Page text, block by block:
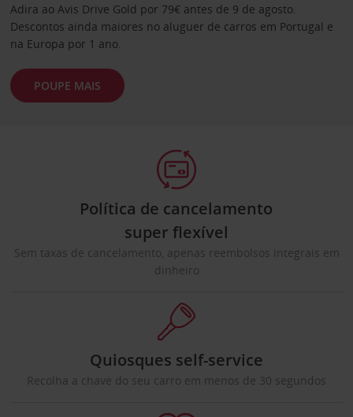
Adira ao Avis Drive Gold por 79€ antes de 9 de agosto.
Descontos ainda maiores no aluguer de carros em Portugal e
na Europa por 1 ano.
POUPE MAIS
Política de cancelamento
super flexível
Sem taxas de cancelamento, apenas reembolsos integrais em
dinheiro
Quiosques self-service
Recolha a chave do seu carro em menos de 30 segundos